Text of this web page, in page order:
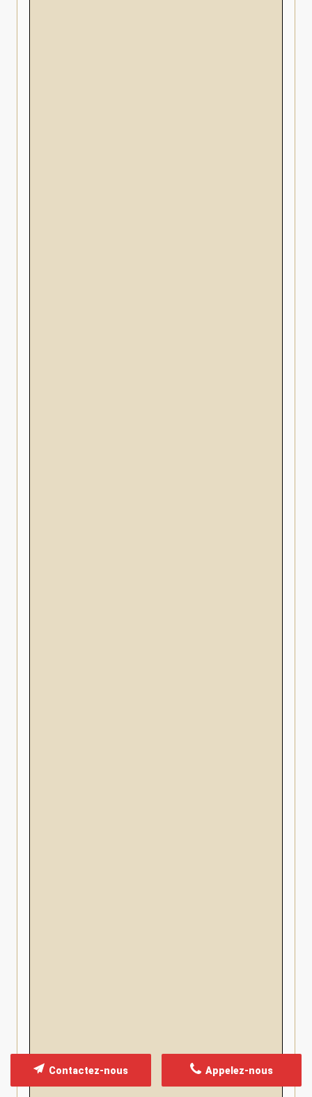
Appelez-nous
Contactez-nous